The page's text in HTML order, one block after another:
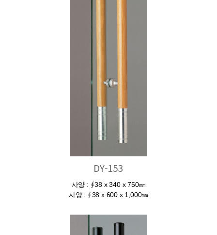
DY-153
사양 : ∮38 x 340 x 750㎜
사양 : ∮38 x 600 x 1,000㎜